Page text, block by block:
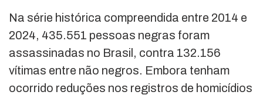
Na série histórica compreendida entre 2014 e
2024, 435.551 pessoas negras foram
assassinadas no Brasil, contra 132.156
vítimas entre não negros. Embora tenham
ocorrido reduções nos registros de homicídios